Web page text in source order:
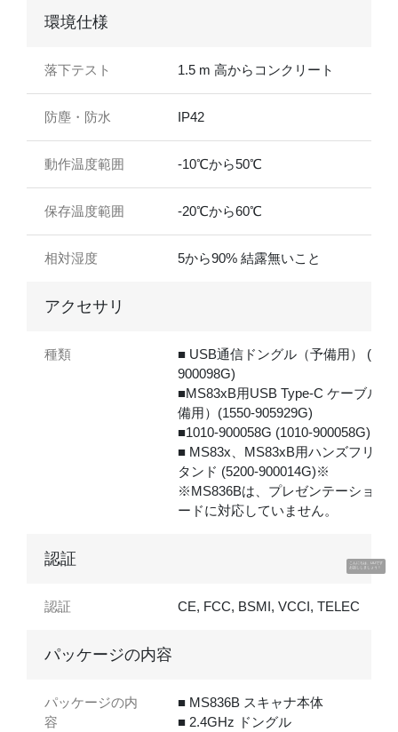
こんにちは、UUです
お話ししましょう！
環境仕様
落下テスト 1.5 m 高からコンクリート
防塵・防水 IP42
動作温度範囲 -10℃から50℃
保存温度範囲 -20℃から60℃
相対湿度 5から90% 結露無いこと
アクセサリ
種類
■ USB通信ドングル（予備用）
900098G)
■MS83xB用USB Type-C ケーブル（
備用）(1550-905929G)
■1010-900058G (1010-900058G)
■ MS83x、MS83xB用ハンズフリー
タンド (5200-900014G)※
※MS836Bは、プレゼンテーション
ードに対応していません。
認証
認証 CE, FCC, BSMI, VCCI, TELEC
パッケージの内容
パッケージの内
容
■ MS836B スキャナ本体
■ 2.4GHz ドングル